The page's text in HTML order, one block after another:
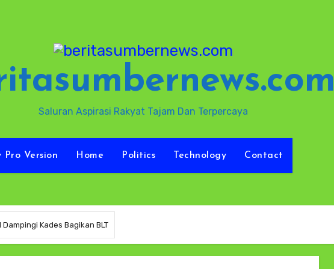
Saluran Aspirasi Rakyat Tajam Dan Terpercaya
Pro Version Home Politics Technology Contact
Kades Bagikan BLT